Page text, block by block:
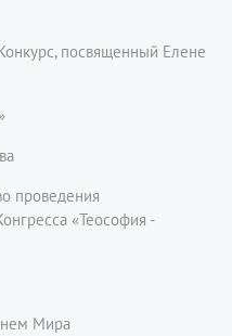
посвященный Елене
проведения
«Теософия -
Мира